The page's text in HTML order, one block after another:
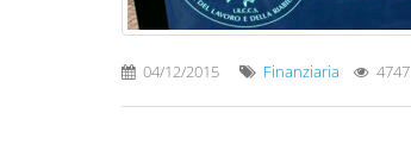
04/12/2015 Finanziaria 4747